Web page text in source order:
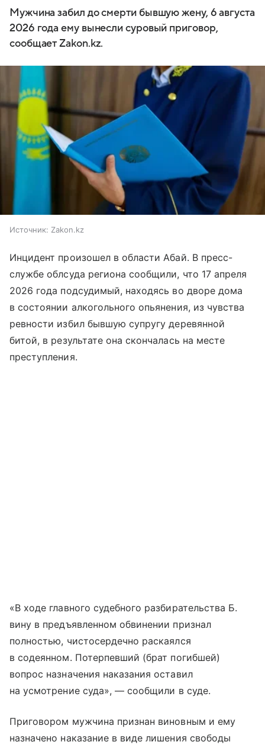
Мужчина забил до смерти бывшую жену, 6 августа
2026 года ему вынесли суровый приговор,
сообщает Zakon.kz.
Источник: Zakon.kz
Инцидент произошел в области Абай. В пресс-
службе облсуда региона сообщили, что 17 апреля
2026 года подсудимый, находясь во дворе дома
в состоянии алкогольного опьянения, из чувства
ревности избил бывшую супругу деревянной
битой, в результате она скончалась на месте
преступления.
«В ходе главного судебного разбирательства Б.
вину в предъявленном обвинении признал
полностью, чистосердечно раскаялся
в содеянном. Потерпевший (брат погибшей)
вопрос назначения наказания оставил
на усмотрение суда», — сообщили в суде.
Приговором мужчина признан виновным и ему
назначено наказание в виде лишения свободы